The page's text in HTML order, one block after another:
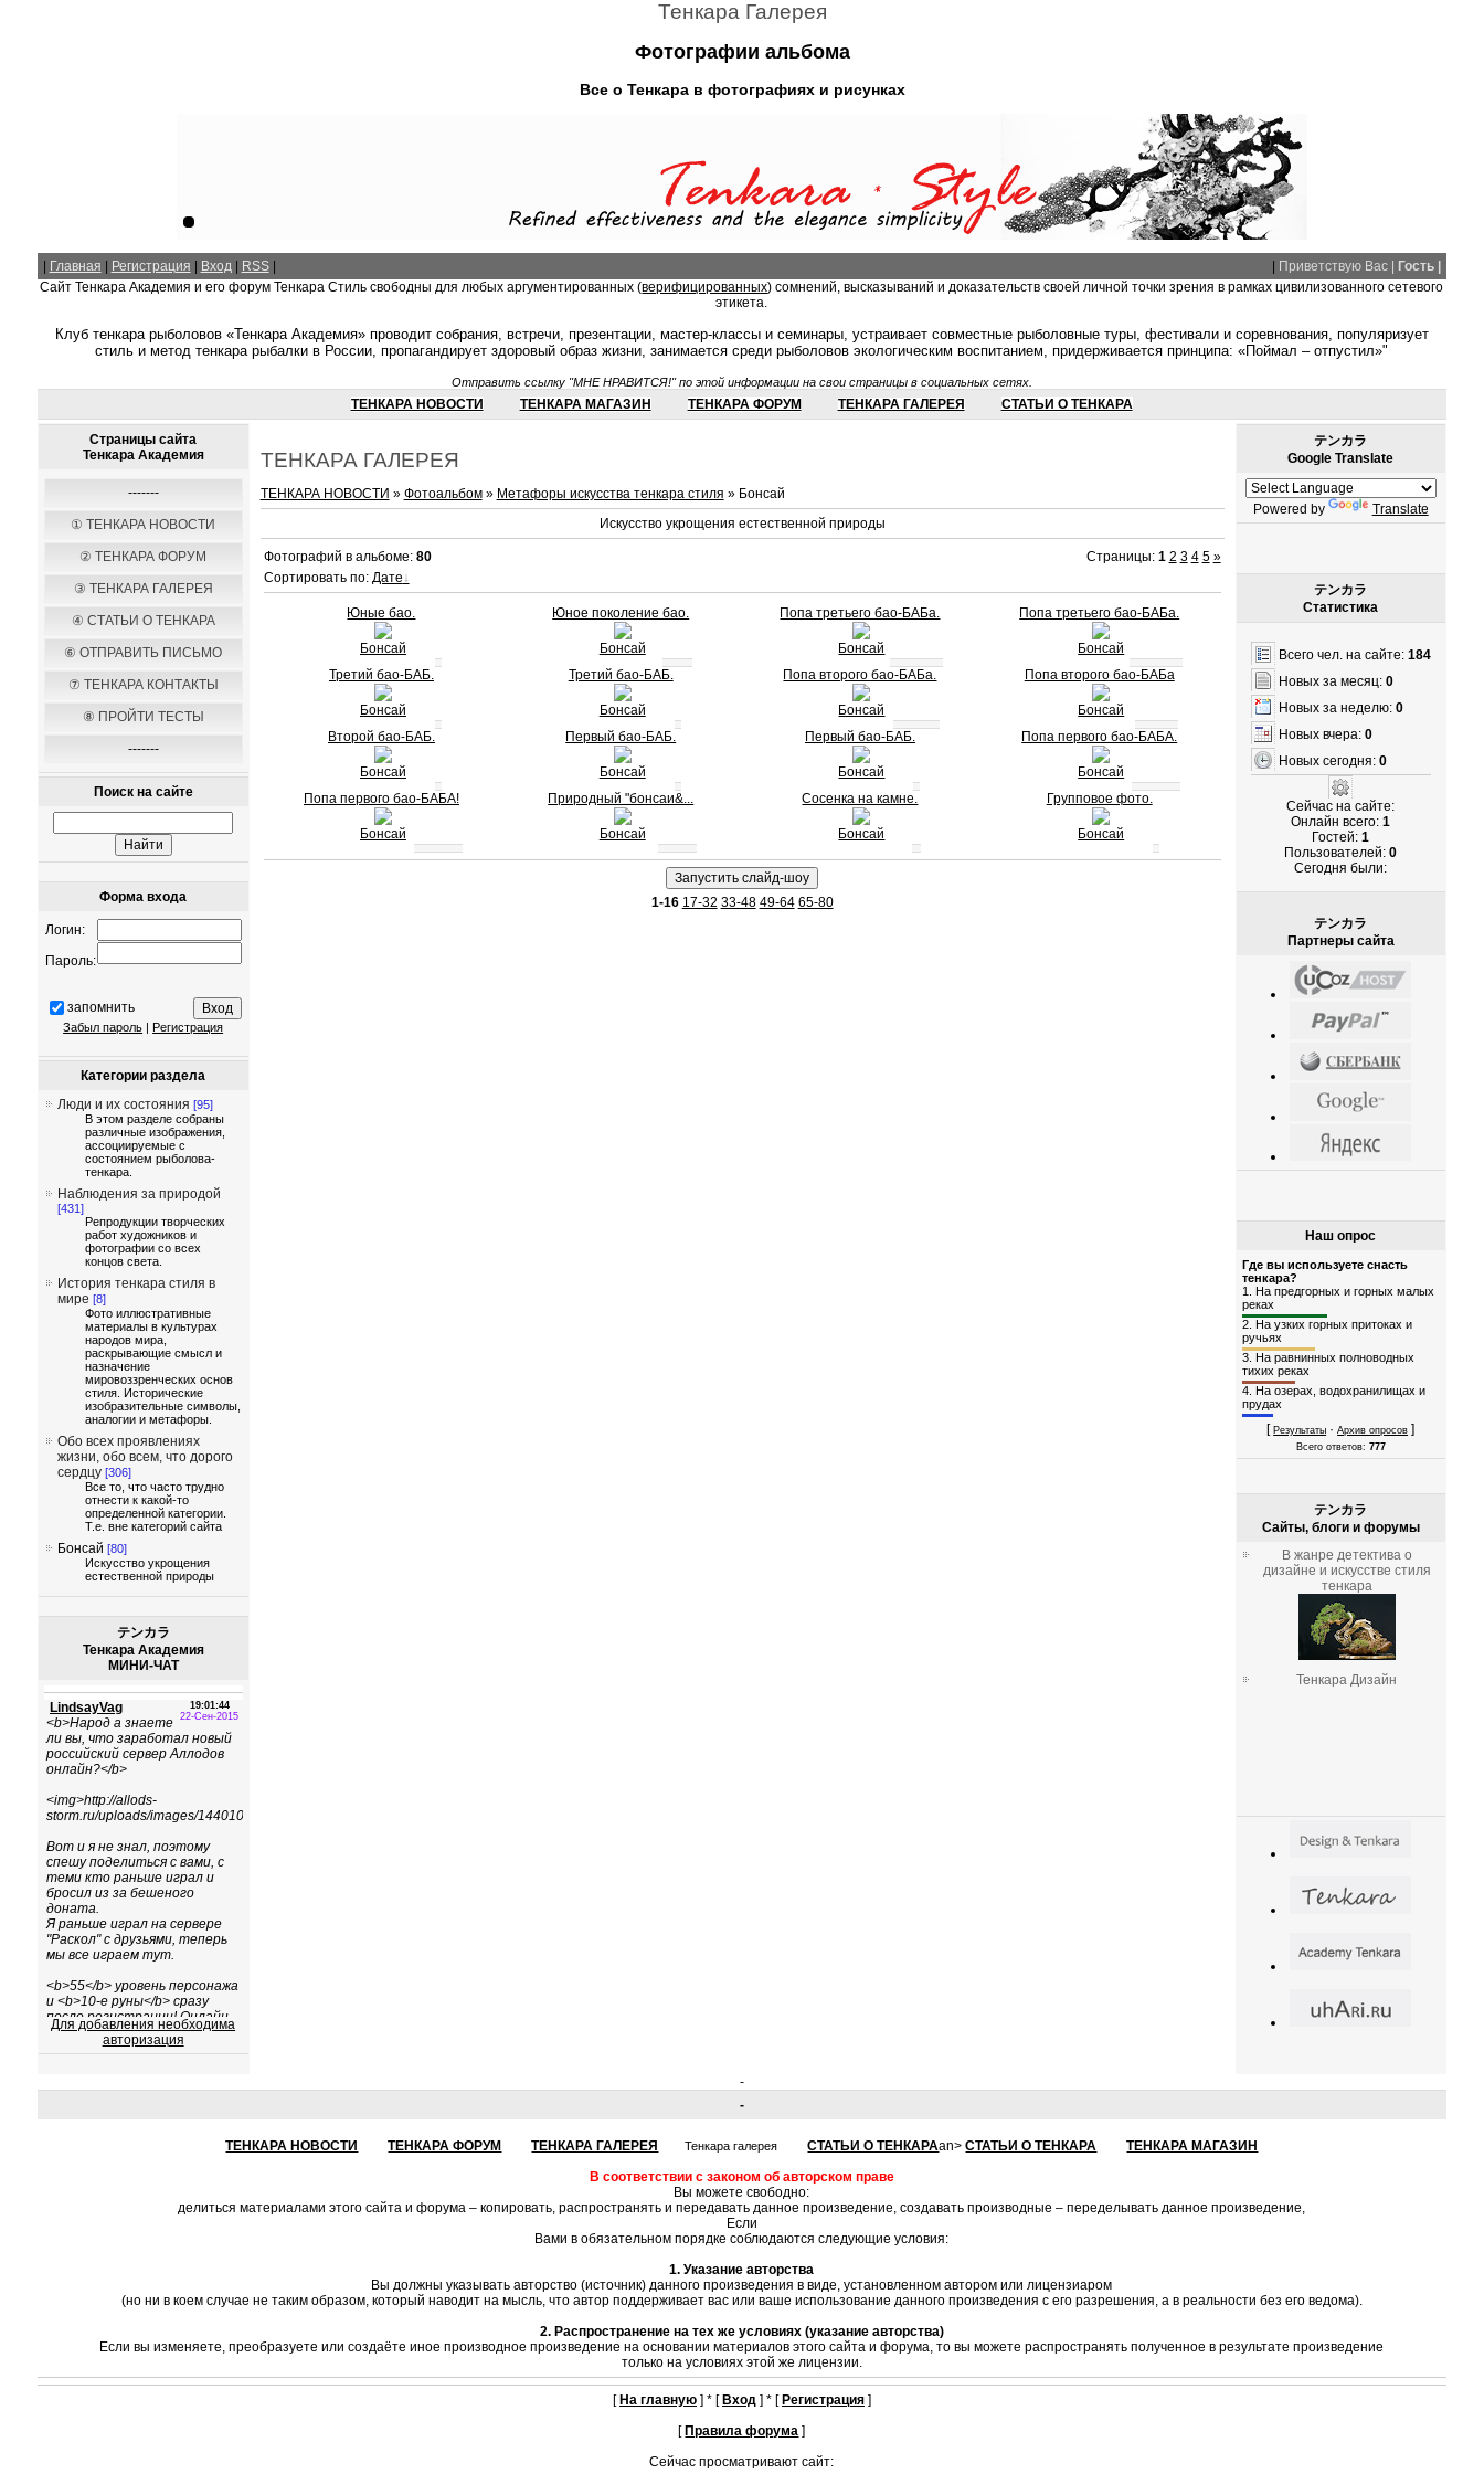
Тенкара Галерея
Фотографии альбома
Все о Тенкара в фотографиях и рисунках
Главная Регистрация Вход| RSS| Приветствую Вас |
Гость |
Сайт Тенкара Академия и его форум Тенкара Стиль свободны для любых аргументированных (верифицированных) сомнений, высказываний и доказательств своей личной точки зрения в рамках цивилизованного сетевого
этикета.
Клуб тенкара рыболовов «Тенкара Академия» проводит собрания, встречи, презентации, мастер-классы и семинары, устраивает совместные рыболовные туры, фестивали и соревнования, популяризует
стиль и метод тенкара рыбалки в России, пропагандирует здоровый образ жизни, занимается среди рыболовов экологическим воспитанием, придерживается принципа: «Поймал – отпустил»"
Отправить ссылку "МНЕ НРАВИТСЯ!" по этой информации на свои страницы в социальных сетях.
ТЕНКАРА НОВОСТИ ТЕНКАРА МАГАЗИН ТЕНКАРА ФОРУМ ТЕНКАРА ГАЛЕРЕЯ СТАТЬИ О ТЕНКАРА
Страницы сайта
Тенкара Академия
-------
① ТЕНКАРА НОВОСТИ
② ТЕНКАРА ФОРУМ
③ ТЕНКАРА ГАЛЕРЕЯ
④ СТАТЬИ О ТЕНКАРА
⑥ ОТПРАВИТЬ ПИСЬМО
⑦ ТЕНКАРА КОНТАКТЫ
⑧ ПРОЙТИ ТЕСТЫ
-------
Поиск на сайте
Форма входа
Логин:
Пароль:
запомнить
Забыл пароль Регистрация
Категории раздела
Люди и их состояния [95]
В этом разделе собраны
различные изображения,
ассоциируемые с
состоянием рыболова-
тенкара.
Наблюдения за природой
[431]
Репродукции творческих
работ художников и
фотографии со всех
концов света.
История тенкара стиля в
мире [8]
Фото иллюстративные
материалы в культурах
народов мира,
раскрывающие смысл и
назначение
мировоззренческих основ
стиля. Исторические
изобразительные символы,
аналогии и метафоры.
Обо всех проявлениях
жизни, обо всем, что дорого
сердцу [306]
Все то, что часто трудно
отнести к какой-то
определенной категории.
Т.е. вне категорий сайта
Бонсай [80]
Искусство укрощения
естественной природы
テンカラ
Тенкара Академия
МИНИ-ЧАТ
Для добавления необходима
авторизация
ТЕНКАРА ГАЛЕРЕЯ
ТЕНКАРА НОВОСТИ » Фотоальбом» Метафоры искусства тенкара стиля » Бонсай
Искусство укрощения естественной природы
Фотографий в альбоме: 80 Страницы: 1 2 3 4 5 »
Сортировать по: Дате
Юные бао.
Бонсай
Юное поколение бао.
Бонсай
Попа третьего бао-БАБа.
Бонсай
Попа третьего бао-БАБа.
Бонсай
Третий бао-БАБ.
Бонсай
Третий бао-БАБ.
Бонсай
Попа второго бао-БАБа.
Бонсай
Попа второго бао-БАБа
Бонсай
Второй бао-БАБ.
Бонсай
Первый бао-БАБ.
Бонсай
Первый бао-БАБ.
Бонсай
Попа первого бао-БАБА.
Бонсай
Попа первого бао-БАБА!
Бонсай
Природный "бонсаи&...
Бонсай
Сосенка на камне.
Бонсай
Групповое фото.
Бонсай
1-16 17-32 33-48 49-64 65-80
テンカラ
Google Translate
Powered by Translate
テンカラ
Статистика
Всего чел. на сайте: 184
Новых за месяц:0
Новых за неделю:0
Новых вчера:0
Новых сегодня:0
Сейчас на сайте:
Онлайн всего:1
Гостей:1
Пользователей:0
Cегодня были:
テンカラ
Партнеры сайта
Наш опрос
Где вы используете снасть
тенкара?
1. На предгорных и горных малых
реках
2. На узких горных притоках и
ручьях
3. На равнинных полноводных
тихих реках
4. На озерах, водохранилищах и
прудах
[Результаты ·Архив опросов ]
Всего ответов: 777
テンカラ
Сайты, блоги и форумы
В жанре детектива о
дизайне и искусстве стиля
тенкара
Тенкара Дизайн
-
-
ТЕНКАРА НОВОСТИ ТЕНКАРА ФОРУМ ТЕНКАРА ГАЛЕРЕЯ Тенкара галерея СТАТЬИ О ТЕНКАРАan>СТАТЬИ О ТЕНКАРА
ТЕНКАРА МАГАЗИН
В соответствии с законом об авторском праве
Вы можете свободно:
делиться материалами этого сайта и форума – копировать, распространять и передавать данное произведение, создавать производные – переделывать данное произведение,
Если
Вами в обязательном порядке соблюдаются следующие условия:
1. Указание авторства
Вы должны указывать авторство (источник) данного произведения в виде, установленном автором или лицензиаром
(но ни в коем случае не таким образом, который наводит на мысль, что автор поддерживает вас или ваше использование данного произведения с его разрешения, а в реальности без его ведома).
2. Распространение на тех же условиях (указание авторства)
Если вы изменяете, преобразуете или создаёте иное производное произведение на основании материалов этого сайта и форума, то вы можете распространять полученное в результате произведение
только на условиях этой же лицензии.
[ На главную] * [ Вход] * [ Регистрация]
[ Правила форума ]
Сейчас просматривают сайт: